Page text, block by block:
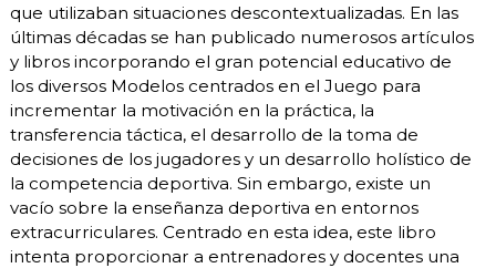
que utilizaban situaciones descontextualizadas. En las
últimas décadas se han publicado numerosos artículos
y libros incorporando el gran potencial educativo de
los diversos Modelos centrados en el Juego para
incrementar la motivación en la práctica, la
transferencia táctica, el desarrollo de la toma de
decisiones de los jugadores y un desarrollo holístico de
la competencia deportiva. Sin embargo, existe un
vacío sobre la enseñanza deportiva en entornos
extracurriculares. Centrado en esta idea, este libro
intenta proporcionar a entrenadores y docentes una